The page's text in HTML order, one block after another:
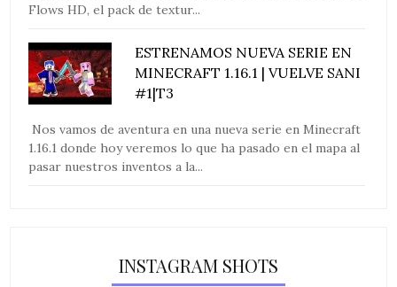
Flows HD, el pack de textur...
ESTRENAMOS NUEVA SERIE EN
MINECRAFT 1.16.1 | VUELVE SANI
#1|T3
Nos vamos de aventura en una nueva serie en Minecraft
1.16.1 donde hoy veremos lo que ha pasado en el mapa al
pasar nuestros inventos a la...
INSTAGRAM SHOTS